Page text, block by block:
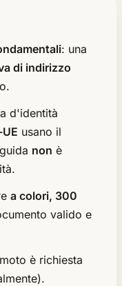
: una
di indirizzo
d'identità
usano il
non è
a colori, 300
valido e
è richiesta